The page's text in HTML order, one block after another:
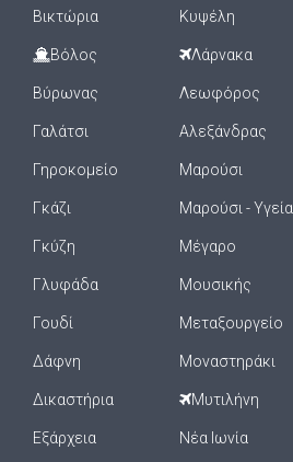
Βικτώρια
Βόλος
Βύρωνας
Γαλάτσι
Γηροκομείο
Γκάζι
Γκύζη
Γλυφάδα
Γουδί
Δάφνη
Δικαστήρια
Εξάρχεια
Κυψέλη
Λάρνακα
Λεωφόρος
Αλεξάνδρας
Μαρούσι
Μαρούσι - Υγεία
Μέγαρο
Μουσικής
Μεταξουργείο
Μοναστηράκι
Μυτιλήνη
Νέα Ιωνία